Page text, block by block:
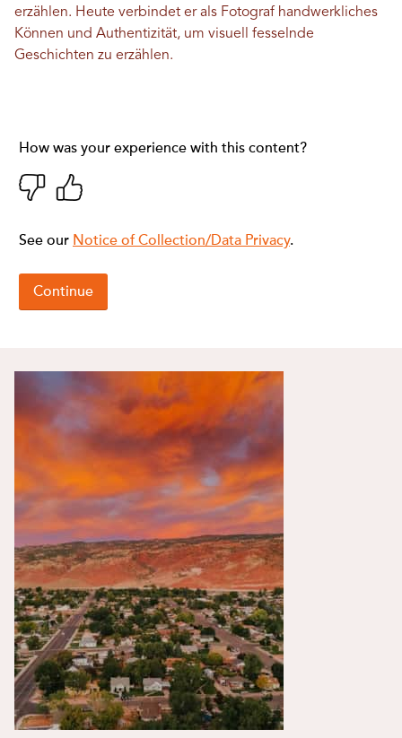
erzählen. Heute verbindet er als Fotograf handwerkliches
Können und Authentizität, um visuell fesselnde
Geschichten zu erzählen.